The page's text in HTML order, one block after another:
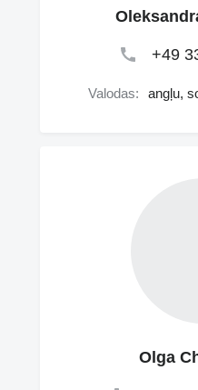
+49
Valodas: angļu,
Olga